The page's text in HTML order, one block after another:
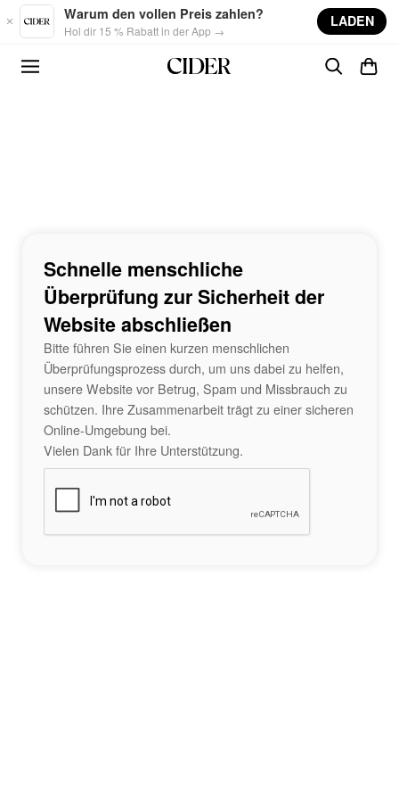
Skip to main content
Warum den vollen Preis zahlen?
Hol dir 15 % Rabatt in der App →
LADEN
Schnelle menschliche
Überprüfung zur Sicherheit der
Website abschließen
Bitte führen Sie einen kurzen menschlichen
Überprüfungsprozess durch, um uns dabei zu helfen,
unsere Website vor Betrug, Spam und Missbrauch zu
schützen. Ihre Zusammenarbeit trägt zu einer sicheren
Online-Umgebung bei.
Vielen Dank für Ihre Unterstützung.